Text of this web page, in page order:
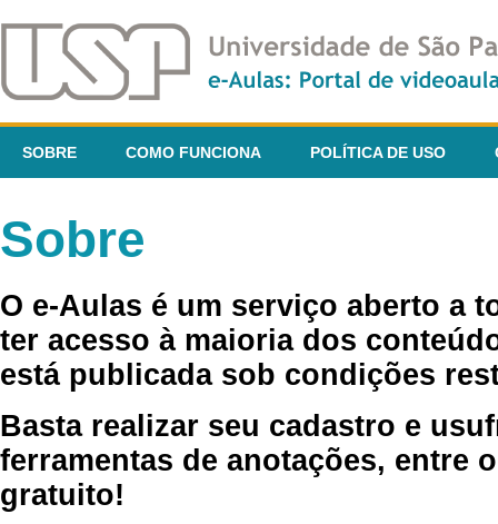
SOBRE COMO FUNCIONA POLÍTICA DE USO
Sobre
O e-Aulas é um serviço aberto a
ter acesso à maioria dos
está publicada sob condições
Basta realizar seu cadastro e
ferramentas de anotações, entre
gratuito!